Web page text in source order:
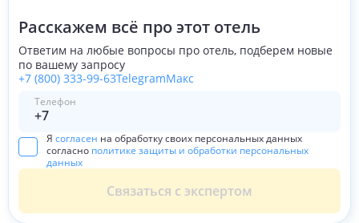
Расскажем всё про этот отель
Ответим на любые вопросы про отель, подберем новые
по вашему запросу
+7 (800) 333-99-63TelegramМакс
Телефон
Я согласен на обработку своих персональных данных
согласно политике защиты и обработки персональных
данных
Связаться с экспертом